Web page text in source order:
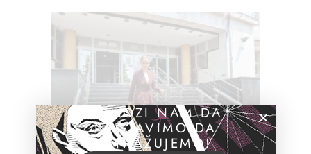
POMOZI NAM DA
NASTAVIMO DA
ISTRAŽUJEMO!